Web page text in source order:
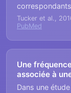
Tucker et al.,
PubMed
Une
associée à
Dans une